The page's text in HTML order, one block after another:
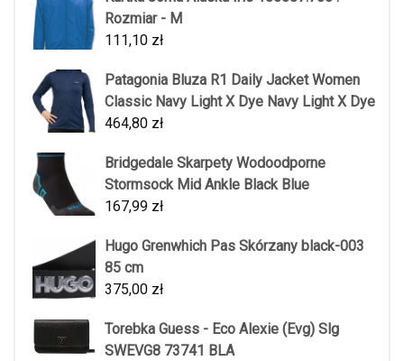
Rozmiar - M
111,10 zł
Patagonia Bluza R1 Daily Jacket Women
Classic Navy Light X Dye Navy Light X Dye
464,80 zł
Bridgedale Skarpety Wodoodporne
Stormsock Mid Ankle Black Blue
167,99 zł
Hugo Grenwhich Pas Skórzany black-003
85 cm
375,00 zł
Torebka Guess - Eco Alexie (Evg) Slg
SWEVG8 73741 BLA